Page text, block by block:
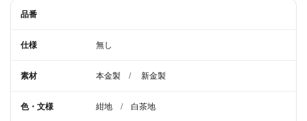
品番
仕様 無し
素材 本金製　/　 新金製
色・文様 紺地　/　白茶地